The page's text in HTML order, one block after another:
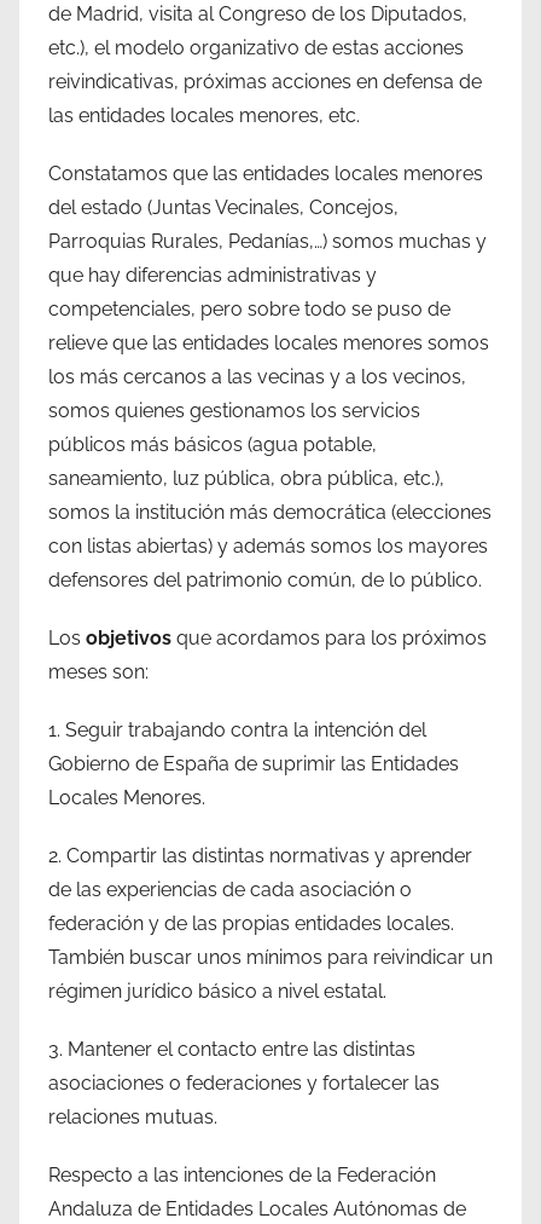
de Madrid, visita al Congreso de los Diputados,
etc.), el modelo organizativo de estas acciones
reivindicativas, próximas acciones en defensa de
las entidades locales menores, etc.
Constatamos que las entidades locales menores
del estado (Juntas Vecinales, Concejos,
Parroquias Rurales, Pedanías,…) somos muchas y
que hay diferencias administrativas y
competenciales, pero sobre todo se puso de
relieve que las entidades locales menores somos
los más cercanos a las vecinas y a los vecinos,
somos quienes gestionamos los servicios
públicos más básicos (agua potable,
saneamiento, luz pública, obra pública, etc.),
somos la institución más democrática (elecciones
con listas abiertas) y además somos los mayores
defensores del patrimonio común, de lo público.
Los objetivos que acordamos para los próximos
meses son:
1. Seguir trabajando contra la intención del
Gobierno de España de suprimir las Entidades
Locales Menores.
2. Compartir las distintas normativas y aprender
de las experiencias de cada asociación o
federación y de las propias entidades locales.
También buscar unos mínimos para reivindicar un
régimen jurídico básico a nivel estatal.
3. Mantener el contacto entre las distintas
asociaciones o federaciones y fortalecer las
relaciones mutuas.
Respecto a las intenciones de la Federación
Andaluza de Entidades Locales Autónomas de